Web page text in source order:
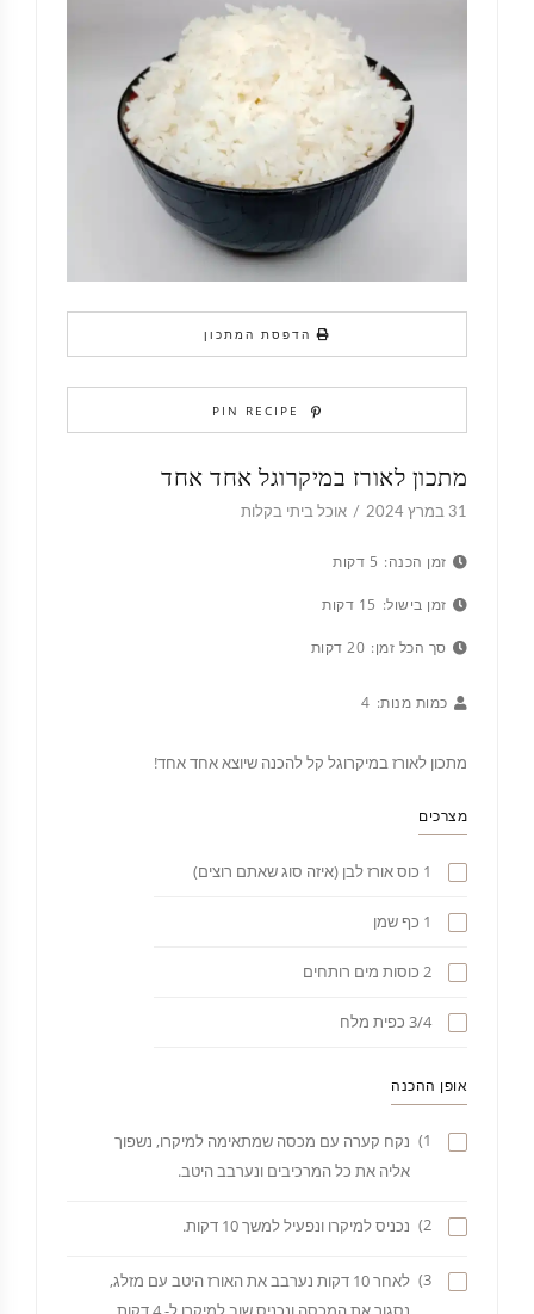
הדפסת המתכון
PIN RECIPE
מתכון לאורז במיקרוגל אחד אחד
31 במרץ 2024 אוכל ביתי בקלות
זמן הכנה: 5 דקות
זמן בישול: 15 דקות
סך הכל זמן: 20 דקות
כמות מנות: 4
מתכון לאורז במיקרוגל קל להכנה שיוצא אחד אחד!
מצרכים
1 כוס אורז לבן (איזה סוג שאתם רוצים)
1 כף שמן
2 כוסות מים רותחים
3/4 כפית מלח
אופן ההכנה
1)
נקח קערה עם מכסה שמתאימה למיקרו, נשפוך
אליה את כל המרכיבים ונערבב היטב.
2) נכניס למיקרו ונפעיל למשך 10 דקות.
3)
לאחר 10 דקות נערבב את האורז היטב עם מזלג,